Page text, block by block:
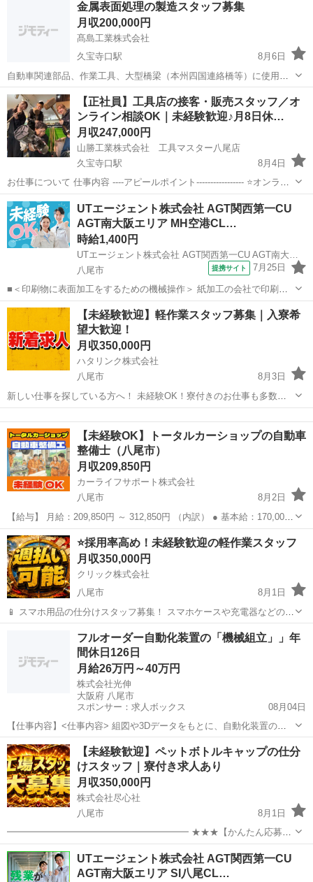
金属表面処理の製造スタッフ募集
月収200,000円
髙島工業株式会社
久宝寺口駅
8月6日
自動車関連部品、作業工具、大型橋梁（本州四国連絡橋等）に使用さ
れるボルト・ナット・ワッシャーなど、さまざまな分野の金属製品の
表面処理加工および特殊樹脂塗装を行う仕事です。工場内のライン作
業で、それぞれの担当ポジションにて作業...
大阪 八尾市 久宝寺口駅 化学
【正社員】工具店の接客・販売スタッフ／オ
ンライン相談OK｜未経験歓迎♪月8日休…
月収247,000円
山勝工業株式会社 工具マスター八尾店
久宝寺口駅
8月4日
お仕事について 仕事内容 ----アピールポイント----------------- ⭐オンライ
ン相談も実施中！⭐ 現在お仕事中の方も 「ちょっと詳しく聞きたい」
方も お気軽にご応募ください♪ ■未経験・...
大阪 八尾市 その他 未経験
UTエージェント株式会社 AGT関西第一CU
AGT南大阪エリア MH空港CL…
時給1,400円
UTエージェント株式会社 AGT関西第一CU AGT南大阪エリア MH空港CL 《Javo1C》
八尾市
提携サイト 7月25日
■＜印刷物に表面加工をするための機械操作＞ 紙加工の会社で印刷物
の光沢加工のお仕事です ほとんどの方が未経験からのスタートなので
安心♪ ☆モクモク繰り返し作業になります ＜具体的には…＞ ◆ラミネ
ート機、プレスコート...
大阪 八尾市 工場
【未経験歓迎】軽作業スタッフ募集｜入寮希
望大歓迎！
月収350,000円
ハタリンク株式会社
八尾市
8月3日
新しい仕事を探している方へ！ 未経験OK！寮付きのお仕事も多数！
日払い・週払いも相談可能！ 「すぐ働きたい」 「住む場所も一緒に探
したい」 「今より収入を増やしたい」 そんな方におすすめのお仕事を
ご...
【未経験OK】トータルカーショップの自動車
整備士（八尾市）
月収209,850円
カーライフサポート株式会社
八尾市
8月2日
【給与】 月給：209,850円 ～ 312,850円 （内訳） ● 基本給：170,000
円 ● 業務手当：2,000円～30,000円 ● 職能手当：2,000円～30,000円 ●
工賃手当：5,000円～...
大阪 八尾市 その他 未経験
⭐採用率高め！未経験歓迎の軽作業スタッフ
月収350,000円
クリック株式会社
八尾市
8月1日
📱 スマホ用品の仕分けスタッフ募集！ スマホケースや充電器などの仕
分け・検品を行うシンプルなお仕事です♪
━━━━━━━━━━━━━━━━ 📲 ご応募はこちら（24時間受付
中） https://lin.ee/...
未経験
フルオーダー自動化装置の「機械組立」」年
間休日126日
月給26万円～40万円
株式会社光伸
大阪府 八尾市
スポンサー：求人ボックス
08月04日
【仕事内容】<仕事内容> 組図や3Dデータをもとに、自動化装置の機
械組立をお任せします。 組図をもとにした組立から調整・据付まで、
一連の工程に携わっていただきます。 一品一様のオーダーメイ...
正社員
【未経験歓迎】ペットボトルキャップの仕分
けスタッフ｜寮付き求人あり
月収350,000円
株式会社尽心社
八尾市
8月1日
━━━━━━━━━━━━━━━━━━━━ ★★★【かんたん応募は
こちら】★★★ ━━━━━━━━━━━━━━━━━━━━ ▼▼ ま
ずはLINEを友だち追加 ▼▼ https://lin.ee/wSdk4Ka ...
大阪 八尾市 未経験
UTエージェント株式会社 AGT関西第一CU
AGT南大阪エリア SI八尾CL…